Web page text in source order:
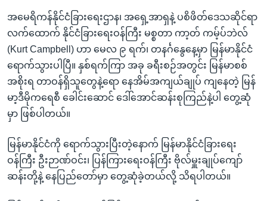
ကြည့်
ရန်
ပင်မ
အ
ညွန်း
စာမျက်နှာ
သို့
ကြည့်
ရန်
ရှာဖွေ
မကြေးမုံရဲ့ အင်္ဂလိပ်စာ
ရုပ်ရှင်ထဲက အင်္ဂလိပ်စာ
သုတပဒေသာ အင်္ဂလိပ်စာ
ရေဒီယို
တီဗွီ
ရေဒီယိုနှင့်ရုပ်သံ အချက်အလက်များ
ရေဒီယို/တီဗွီအစီအစဉ်
Learning English
ဗွီအိုအေ လူမှုကွန်ယက်များ
ဘာသာစကားများ
အမေရိကန်နိုင်ငံခြားရေးဌာန၊ အရှေ့အာရှနဲ့ ပစိဖိတ်ဒေသဆိုင်ရာ
လက်ထောက် နိုင်ငံခြားရေးဝန်ကြီး မစ္စတာ ကာ့တ် ကမ့်ပ်ဘဲလ်
(Kurt Campbell) ဟာ မေလ ၉ ရက်၊ တနင်္ဂနွေနေ့မှာ မြန်မာနိုင်ငံ
ရောက်သွားပါပြီ။ နှစ်ရက်ကြာ အခု ခရီးစဉ်အတွင်း မြန်မာစစ်
အစိုးရ တာဝန်ရှိသူတွေနဲ့ရော နေအိမ်အကျယ်ချုပ် ကျနေတဲ့ မြန်
မာ့ဒီမိုကရေစီ ခေါင်းဆောင် ဒေါ်အောင်ဆန်းစုကြည်နဲ့ပါ တွေ့ဆုံ
မှာ ဖြစ်ပါတယ်။
မြန်မာနိုင်ငံကို ရောက်သွားပြီးတဲ့နောက် မြန်မာနိုင်ငံခြားရေး
ဝန်ကြီး ဦးဉာဏ်ဝင်း၊ ပြန်ကြားရေးဝန်ကြီး ဗိုလ်မှူးချုပ်ကျော်
ဆန်းတို့နဲ့ နေပြည်တော်မှာ တွေ့ဆုံခဲ့တယ်လို့ သိရပါတယ်။